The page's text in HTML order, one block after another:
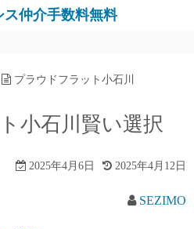
ス仲介手数料無料
プラウドフラット小石川
小石川賢い選択
2025年4月6日 2025年4月12日
SEZIMO